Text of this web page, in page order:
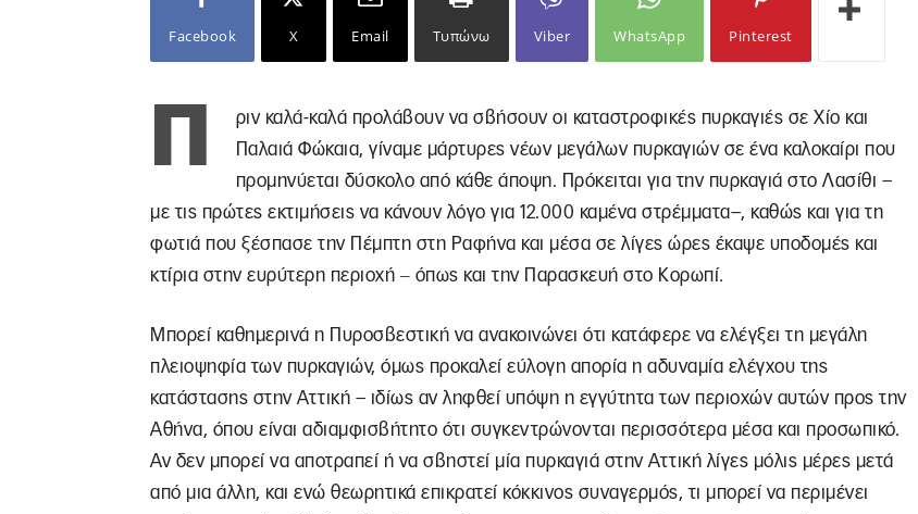
Facebook X Email Τυπώνω Viber WhatsApp Pinterest
Π
ριν καλά-καλά προλάβουν να σβήσουν οι καταστροφικές πυρκαγιές σε Χίο και
Παλαιά Φώκαια, γίναμε μάρτυρες νέων μεγάλων πυρκαγιών σε ένα καλοκαίρι που
προμηνύεται δύσκολο από κάθε άποψη. Πρόκειται για την πυρκαγιά στο Λασίθι –
με τις πρώτες εκτιμήσεις να κάνουν λόγο για 12.000 καμένα στρέμματα–, καθώς και για τη
φωτιά που ξέσπασε την Πέμπτη στη Ραφήνα και μέσα σε λίγες ώρες έκαψε υποδομές και
κτίρια στην ευρύτερη περιοχή ‒ όπως και την Παρασκευή στο Κορωπί.
Μπορεί καθημερινά η Πυροσβεστική να ανακοινώνει ότι κατάφερε να ελέγξει τη μεγάλη
πλειοψηφία των πυρκαγιών, όμως προκαλεί εύλογη απορία η αδυναμία ελέγχου της
κατάστασης στην Αττική – ιδίως αν ληφθεί υπόψη η εγγύτητα των περιοχών αυτών προς την
Αθήνα, όπου είναι αδιαμφισβήτητο ότι συγκεντρώνονται περισσότερα μέσα και προσωπικό.
Αν δεν μπορεί να αποτραπεί ή να σβηστεί μία πυρκαγιά στην Αττική λίγες μόλις μέρες μετά
από μια άλλη, και ενώ θεωρητικά επικρατεί κόκκινος συναγερμός, τι μπορεί να περιμένει